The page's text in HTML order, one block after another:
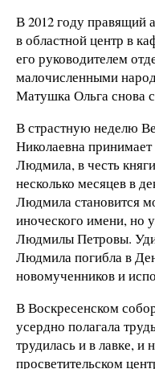
В 2012 году правящий
в областной центр в
его руководителем
малочисленными
Матушка Ольга снова
В страстную неделю
Николаевна
Людмила, в честь
несколько месяцев в
Людмила становится
иноческого имени, но
Людмилы Петровы.
Людмила погибла в
новомученников и
В Воскресенском
усердно полагала
трудилась и в лавке,
просветительском